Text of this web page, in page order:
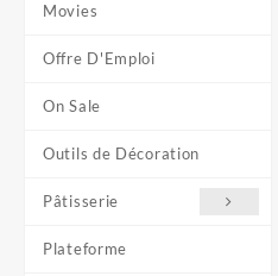
Movies
Offre D'Emploi
On Sale
Outils de Décoration
Pâtisserie
Plateforme